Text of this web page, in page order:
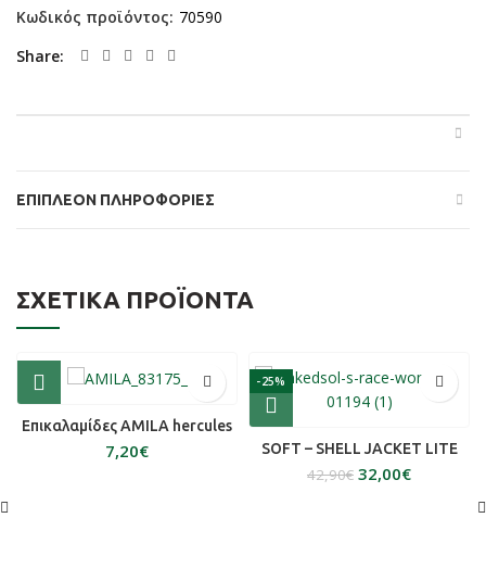
Κωδικός προϊόντος: 70590
Share
ΕΠΙΠΛΈΟΝ ΠΛΗΡΟΦΟΡΊΕΣ
ΣΧΕΤΙΚΆ ΠΡΟΪΌΝΤΑ
Επικαλαμίδες AMILA hercules
€
-25%
SOFT – SHELL JACKET LITE
42,90€ 32,00€